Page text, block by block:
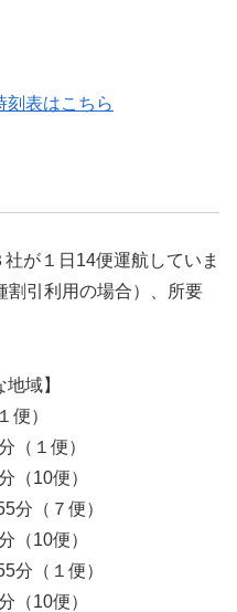
刻表はこちら
が１日14便運航していま
割引利用の場合）、所要
域】
便）
（１便）
（10便）
分（７便）
（10便）
分（１便）
（10便）